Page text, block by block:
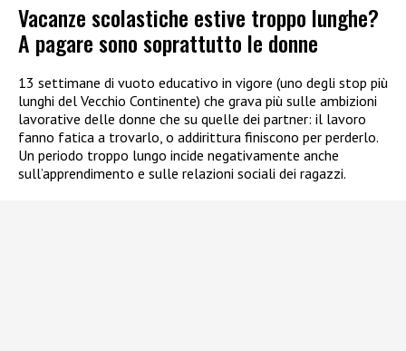
Vacanze scolastiche estive troppo lunghe?
A pagare sono soprattutto le donne
13 settimane di vuoto educativo in vigore (uno degli stop più
lunghi del Vecchio Continente) che grava più sulle ambizioni
lavorative delle donne che su quelle dei partner: il lavoro
fanno fatica a trovarlo, o addirittura finiscono per perderlo.
Un periodo troppo lungo incide negativamente anche
sull’apprendimento e sulle relazioni sociali dei ragazzi.